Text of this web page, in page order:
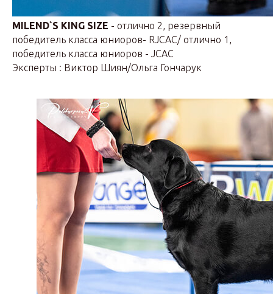
MILEND`S KING SIZE - отлично 2, резервный
победитель класса юниоров- RJCAC/ отлично 1,
победитель класса юниоров - JCAC
Эксперты : Виктор Шиян/Ольга Гончарук